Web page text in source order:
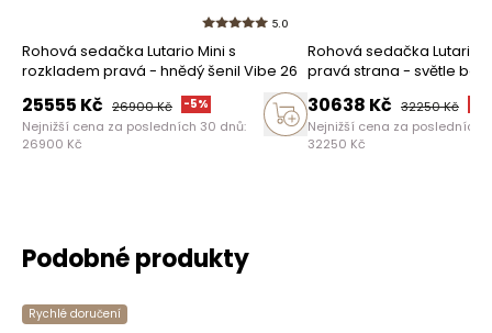
5.0
Rohová sedačka Lutario Mini s
rozkladem pravá - hnědý šenil Vibe 26
25555 Kč 26900Kč -5%
Nejnižší cena za posledních 30 dnů:
26900 Kč
Rohová sedačka Lutario
pravá strana - světle
30638 Kč 32250Kč
Nejnižší cena za posledních
32250 Kč
Podobné produkty
Rychlé doručení